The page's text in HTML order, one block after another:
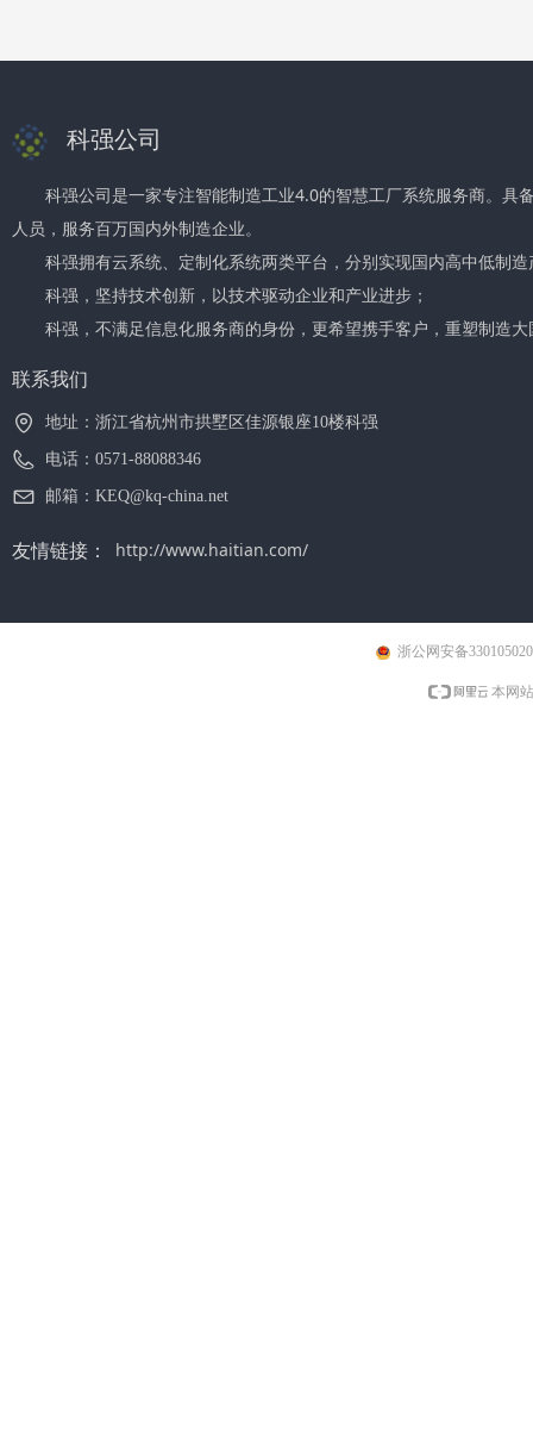
科强公司
科强公司是一家专注智能制造工业4.0的智慧工厂系统服务商。具
人员，服务百万国内外制造企业。
科强拥有云系统、定制化系统两类平台，分别实现国内高中低制造
科强，坚持技术创新，以技术驱动企业和产业进步；
科强，不满足信息化服务商的身份，更希望携手客户，重塑制造大
联系我们
地址： 浙江省杭州市拱墅区佳源银座10楼科强
电话： 0571-88088346
邮箱： KEQ@kq-china.net
友情链接： http://www.haitian.com/
浙公网安备
本网